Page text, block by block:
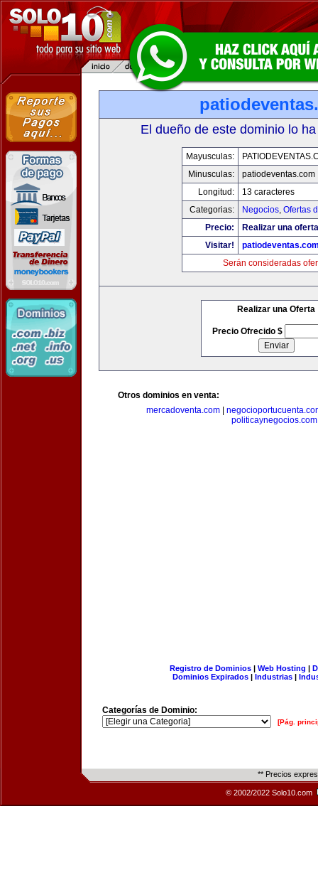
El dueño de este dominio lo
Mayusculas:
Minusculas:
patiodeventas.com
Longitud:
13 caracteres
Categorias:
Negocios, Ofertas
Precio:
Realizar una
Visitar!
Serán consideradas
Realizar una Oferta
Precio Ofrecido $
Otros dominios en venta:
mercadoventa.com
politicaynegocios.com
Registro de Dominios| Web Hosting |
Dominios Expirados | Industrias |
Categorías de Dominio:
[Pág.
** Precios
© 2002/2022 Solo10.com